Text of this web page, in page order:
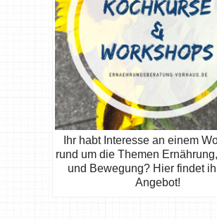
Ihr habt Interesse an einem
rund um die Themen
und Bewegung? Hier findet
Angebot!